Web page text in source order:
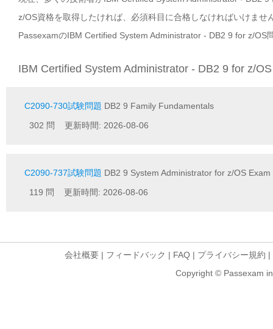
z/OS資格を取得したければ、必須科目に合格しなければいけま
PassexamのIBM Certified System Administrator - DB2 9 for z/OS
IBM Certified System Administrator - DB2 9 for z/
C2090-730試験問題 DB2 9 Family Fundamentals
302 問 更新時間: 2026-08-06
C2090-737試験問題 DB2 9 System Administrator for z/OS Exam
119 問 更新時間: 2026-08-06
会社概要 | フィードバック | FAQ | プライバシー規約 |
Copyright © Passexam